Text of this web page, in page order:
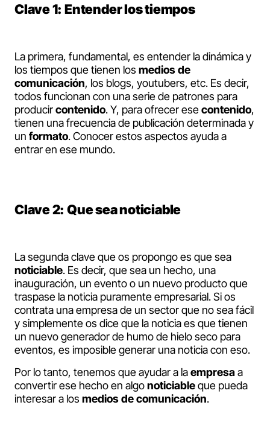
Clave 1: Entender los tiempos
La primera, fundamental, es entender la dinámica y
los tiempos que tienen los medios de
comunicación, los blogs, youtubers, etc. Es decir,
todos funcionan con una serie de patrones para
producircontenido. Y, para ofrecer esecontenido,
tienen una frecuencia de publicación determinada y
un formato. Conocer estos aspectos ayuda a
entrar en ese mundo.
Clave 2: Que sea noticiable
La segunda clave que os propongo es que sea
noticiable. Es decir, que sea un hecho, una
inauguración, un evento o un nuevo producto que
traspase la noticia puramente empresarial. Si os
contrata una empresa de un sector que no sea fácil
y simplemente os dice que la noticia es que tienen
un nuevo generador de humo de hielo seco para
eventos, es imposible generar una noticia con eso.
Por lo tanto, tenemos que ayudar a laempresaa
convertir ese hecho en algonoticiableque pueda
interesar a los medios de comunicación.